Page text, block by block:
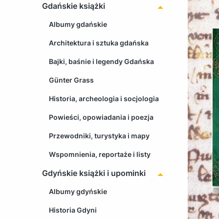
Gdańskie książki
Albumy gdańskie
Architektura i sztuka gdańska
Bajki, baśnie i legendy Gdańska
Günter Grass
Historia, archeologia i socjologia
Powieści, opowiadania i poezja
Przewodniki, turystyka i mapy
Wspomnienia, reportaże i listy
Gdyńskie książki i upominki
Albumy gdyńskie
Historia Gdyni